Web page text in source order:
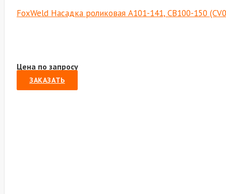
FoxWeld Насадка роликовая А101-141, СВ100-150
Цена по запросу
ЗАКАЗАТЬ